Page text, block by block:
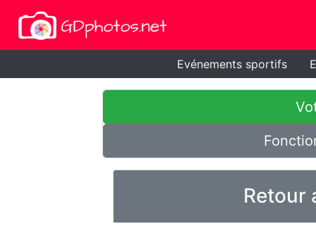
Evénements sportifs
Retour